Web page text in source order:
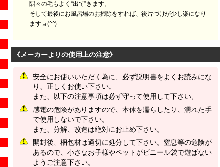
隅々の毛もよく“出て”きます。
そして最後にお風呂場のお掃除をすれば、後片づけが少し楽になり
ますョ(^^)
《メーカーよりの使用上の注意》
安全にお使いいただく為に、必ず説明書をよくお読みにな
り、正しくお使い下さい。
また、以下の注意事項は必ず守って使用して下さい。
感電の危険がありますので、本体を濡らしたり、濡れた手
で使用しないで下さい。
また、分解、改造は絶対にお止め下さい。
開封後、梱包材は適切に処分して下さい。窒息等の危険が
あるので、小さなお子様やペットがビニール袋で遊ばない
ようご注意下さい。